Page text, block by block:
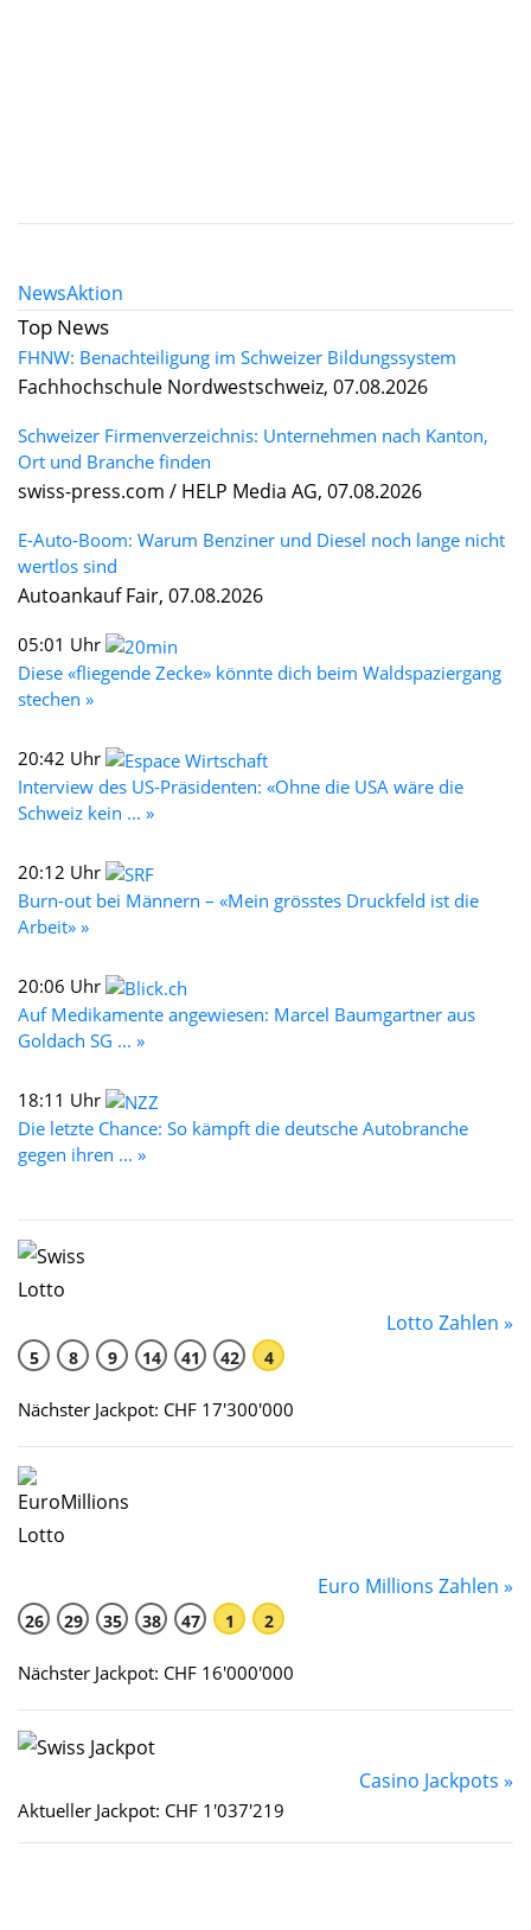
NewsAktion
Top News
FHNW: Benachteiligung im Schweizer Bildungssystem
Fachhochschule Nordwestschweiz, 07.08.2026
Schweizer Firmenverzeichnis: Unternehmen nach Kanton,
Ort und Branche finden
swiss-press.com / HELP Media AG, 07.08.2026
E-Auto-Boom: Warum Benziner und Diesel noch lange nicht
wertlos sind
Autoankauf Fair, 07.08.2026
05:01 Uhr
Diese «fliegende Zecke» könnte dich beim Waldspaziergang
stechen »
20:42 Uhr
Interview des US-Präsidenten: «Ohne die USA wäre die
Schweiz kein ... »
20:12 Uhr
Burn-out bei Männern – «Mein grösstes Druckfeld ist die
Arbeit» »
20:06 Uhr
Auf Medikamente angewiesen: Marcel Baumgartner aus
Goldach SG ... »
18:11 Uhr
Die letzte Chance: So kämpft die deutsche Autobranche
gegen ihren ... »
Lotto Zahlen »
5 8 9 14 41 42 4
Nächster Jackpot: CHF 17'300'000
Euro Millions Zahlen »
26 29 35 38 47 1 2
Nächster Jackpot: CHF 16'000'000
Casino Jackpots »
Aktueller Jackpot: CHF 1'037'219